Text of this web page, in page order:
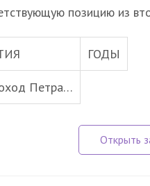
позицию из
ГОДЫ
Петра…